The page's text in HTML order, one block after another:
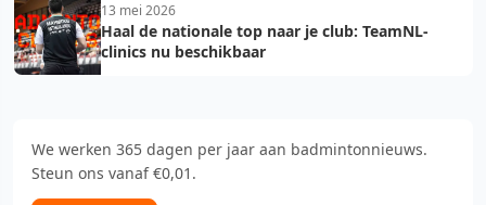
13 mei 2026
Haal de nationale top naar je club: TeamNL-
clinics nu beschikbaar
We werken 365 dagen per jaar aan badmintonnieuws.
Steun ons vanaf €0,01.